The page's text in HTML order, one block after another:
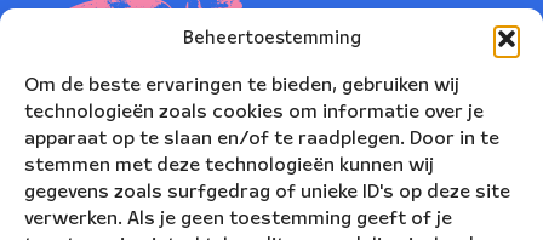
Beheertoestemming
Om de beste ervaringen te bieden, gebruiken wij
technologieën zoals cookies om informatie over je
apparaat op te slaan en/of te raadplegen. Door in te
stemmen met deze technologieën kunnen wij
gegevens zoals surfgedrag of unieke ID's op deze site
verwerken. Als je geen toestemming geeft of je